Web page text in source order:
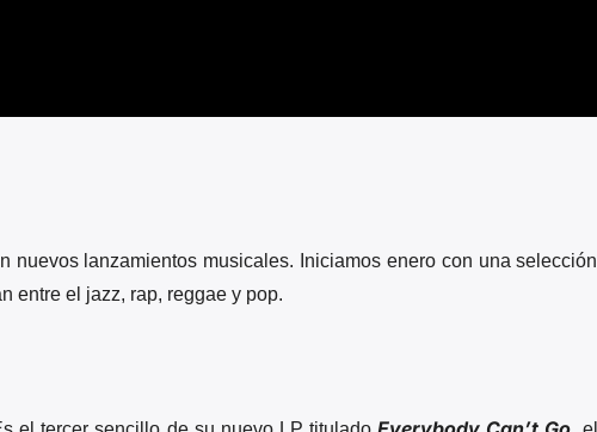
nuevos lanzamientos musicales. Iniciamos enero con una selección
entre el jazz, rap, reggae y pop.